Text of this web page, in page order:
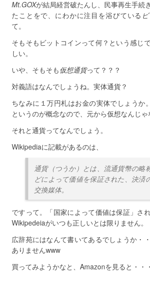
Mt.GOXが結局経営破たんし、民事再生手続
たことをで、にわかに注目を浴びている
て。
そもそもビットコインって何？という感じ
しい。
いや、そもそも仮想通貨って？？？
対義語はなんでしょうね。実体通貨？
ちなみに１万円札はお金の実体でしょうか
というのが概念なので、元から仮想なんじゃ
それと通貨ってなんでしょう。
Wikipediaに記載があるのは、
通貨（つうか）とは、流通貨幣の略
どによって価値を保証された、決済
交換媒体。
ですって。「国家によって価値は保証」さ
Wikipedeiaがいつも正しいとは限りません。
広辞苑にはなんて書いてあるでしょうか・
ありませんwww
買ってみようかなと、Amazonを見ると・・・